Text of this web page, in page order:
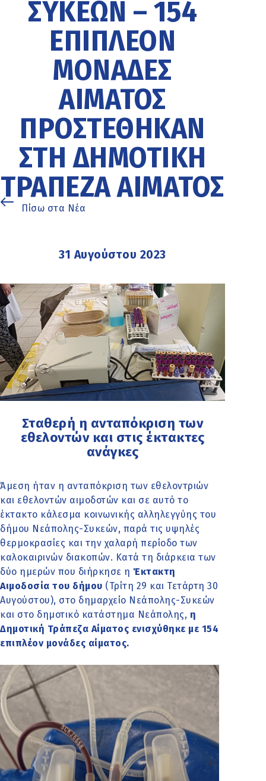
ΣΥΚΕΏΝ – 154
ΕΠΙΠΛΈΟΝ
ΜΟΝΆΔΕΣ
ΑΊΜΑΤΟΣ
ΠΡΟΣΤΈΘΗΚΑΝ
ΣΤΗ ΔΗΜΟΤΙΚΉ
ΤΡΆΠΕΖΑ ΑΊΜΑΤΟΣ
Πίσω στα Νέα
31 Αυγούστου 2023
Σταθερή η ανταπόκριση των
εθελοντών και στις έκτακτες
ανάγκες
Άμεση ήταν η ανταπόκριση των εθελοντριών
και εθελοντών αιμοδοτών και σε αυτό το
έκτακτο κάλεσμα κοινωνικής αλληλεγγύης του
δήμου Νεάπολης-Συκεών, παρά τις υψηλές
θερμοκρασίες και την χαλαρή περίοδο των
καλοκαιρινών διακοπών. Κατά τη διάρκεια των
δύο ημερών που διήρκησε η Έκτακτη
Αιμοδοσία του δήμου (Τρίτη 29 και Τετάρτη 30
Αυγούστου), στο δημαρχείο Νεάπολης-Συκεών
και στο δημοτικό κατάστημα Νεάπολης, η
Δημοτική Τράπεζα Αίματος ενισχύθηκε με 154
επιπλέον μονάδες αίματος.